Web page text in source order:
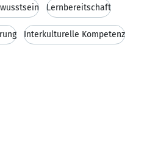
Lernbereitschaft
Interkulturelle Kompetenz